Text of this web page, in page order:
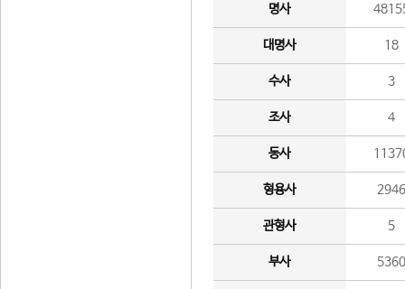
명사
대명사 18
수사 3
조사 4
동사
형용사 2946
관형사 5
부사 5360